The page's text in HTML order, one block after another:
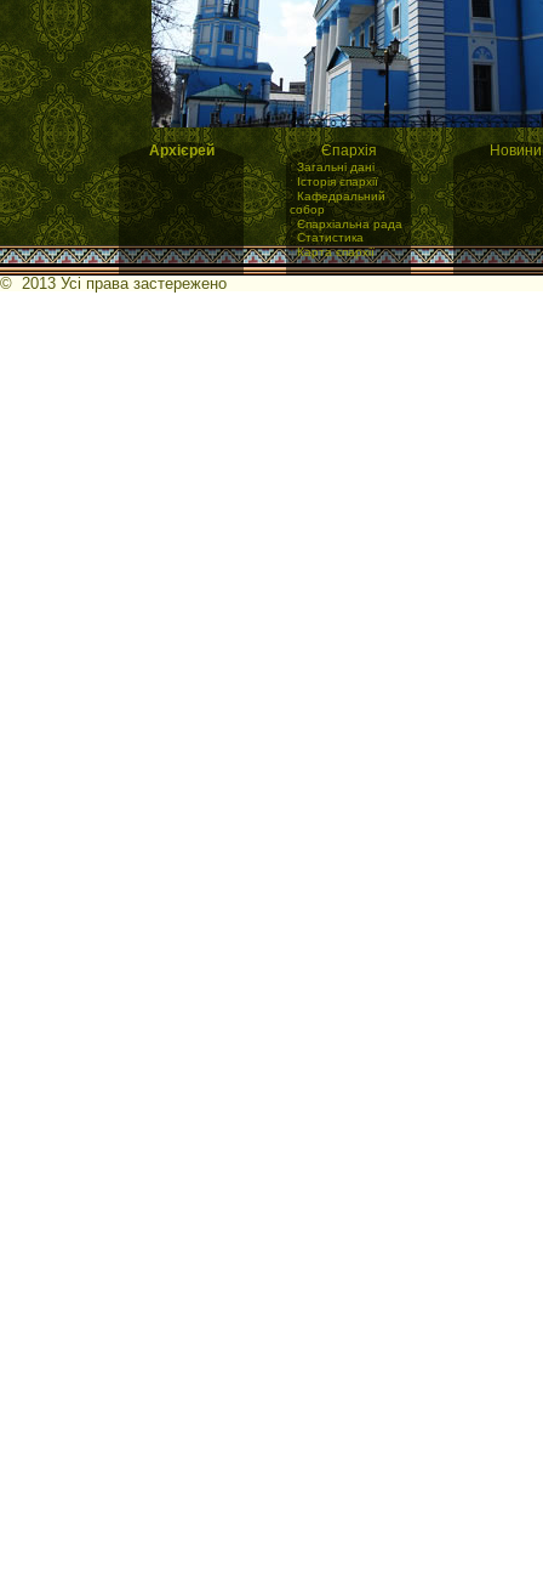
Архієрей Єпархія
·Загальні дані
·Історія єпархії
·Кафедральний
собор
·Єпархіальна рада
·Статистика
·Карта єпархії
Новини
© 2013 Усі права застережено